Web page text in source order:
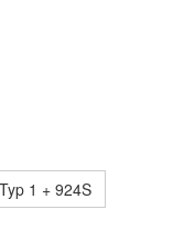
1 + 924S